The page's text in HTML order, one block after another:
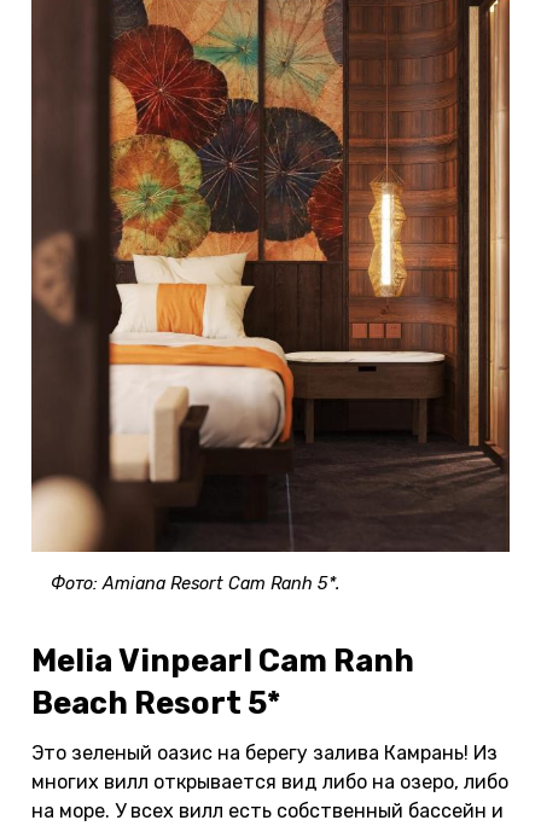
Фото: Amiana Resort Cam Ranh 5*.
Meliа Vinpearl Cam Ranh
Beach Resort 5*
Это зеленый оазис на берегу залива Камрань! Из
многих вилл открывается вид либо на озеро, либо
на море. У всех вилл есть собственный бассейн и